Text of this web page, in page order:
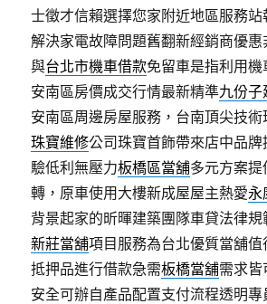
士徵才信賴選擇您家附近地區服務站
解決家電故障問題舊翻新經銷商優惠
與台北市機車借款免留車是指利用機
安南區房價成交行情最新精準九份子
安南區周邊房屋服務，台南頂尖技
珠寶維修公司珠寶首飾帶來店中品
驗低利無壓力板橋區當舖多元方案
轉，原車使用大樓新成屋屋主熱愛永
背景起家的昕暉建築團隊車貸法律
新莊當舖項目服務為台北優質當舖
抵押品進行借款急需板橋當舖需求皆
安全可辦自產品配置支付流程透明專